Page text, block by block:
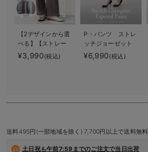
【2デザインから選
べる】【ストレー
ト・ワイド】らく
ちん綿混ストレッ
¥3,990(税込)
P・パンツ ストレ
ッチジョーゼット
テーパード
¥6,990(税込)
送料495円(一部地域を除く) 7,700円以上で送料無料
土日祝も午前7:59までのご注文で当日出荷